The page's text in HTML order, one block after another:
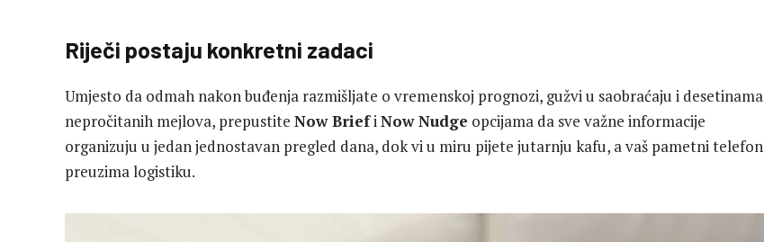
Riječi postaju konkretni zadaci
Umjesto da odmah nakon buđenja razmišljate o vremenskoj prognozi, gužvi u saobraćaju i desetinama
nepročitanih mejlova, prepustite Now BriefiNow Nudge opcijama da sve važne informacije
organizuju u jedan jednostavan pregled dana, dok vi u miru pijete jutarnju kafu, a vaš pametni telefon
preuzima logistiku.